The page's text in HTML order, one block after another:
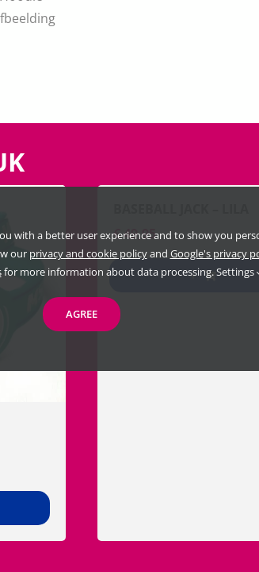
€49,95
+
with a better user experience and to show you
our privacy and cookie policyand Google's privacy
for more information about data processing.Settings
AGREE